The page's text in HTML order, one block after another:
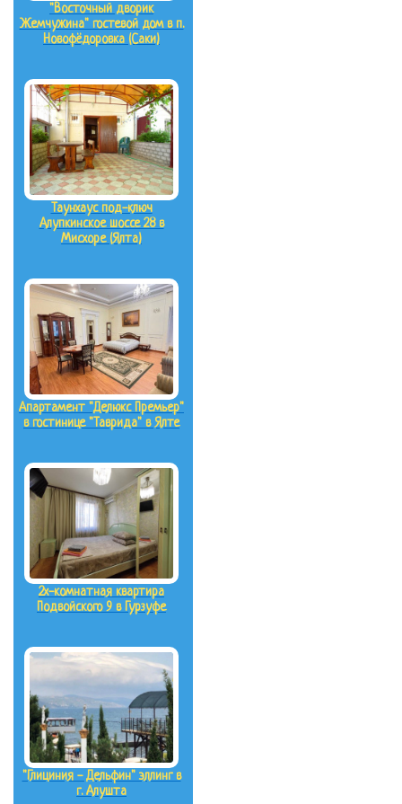
"Восточный дворик
Жемчужина" гостевой дом в п.
Новофёдоровка (Саки)
Таунхаус под-ключ
Алупкинское шоссе 28 в
Мисхоре (Ялта)
Апартамент "Делюкс Премьер"
в гостинице "Таврида" в Ялте
2х-комнатная квартира
Подвойского 9 в Гурзуфе
"Глициния - Дельфин" эллинг в
г. Алушта